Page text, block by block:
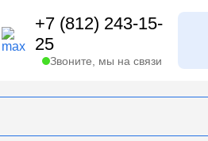
+7 (812) 243-15-
25
Звоните, мы на связи